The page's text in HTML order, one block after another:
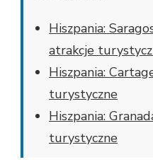
Hiszpania:
atrakcje
Hiszpania:
turystyczne
Hiszpania:
turystyczne